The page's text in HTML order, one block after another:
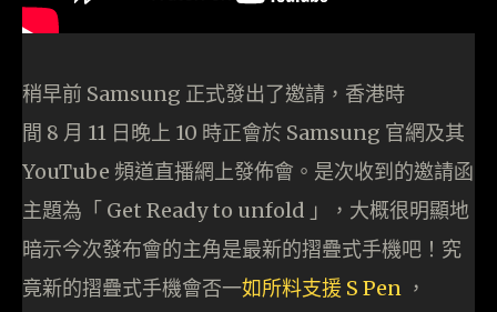
稍早前 Samsung 正式發出了邀請，香港時
間 8 月 11 日晚上 10 時正會於 Samsung 官網及其
YouTube 頻道直播網上發佈會。是次收到的邀請函
主題為「 Get Ready to unfold 」，大概很明顯地
暗示今次發布會的主角是最新的摺疊式手機吧！究
竟新的摺疊式手機會否一如所料支援 S Pen ，